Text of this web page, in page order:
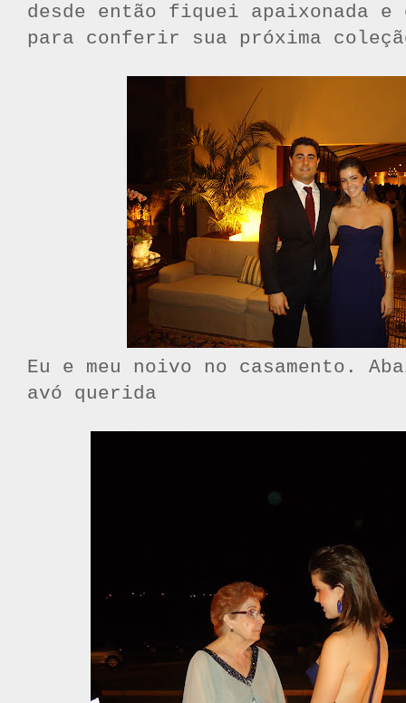
desde então fiquei apaixonada e
para conferir sua próxima
Eu e meu noivo no casamento.
avó querida